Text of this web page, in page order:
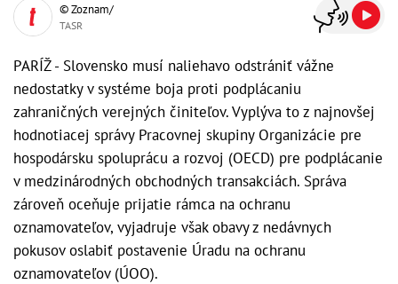
© Zoznam/
TASR
PARÍŽ - Slovensko musí naliehavo odstrániť vážne
nedostatky v systéme boja proti podplácaniu
zahraničných verejných činiteľov. Vyplýva to z najnovšej
hodnotiacej správy Pracovnej skupiny Organizácie pre
hospodársku spoluprácu a rozvoj (OECD) pre podplácanie
v medzinárodných obchodných transakciách. Správa
zároveň oceňuje prijatie rámca na ochranu
oznamovateľov, vyjadruje však obavy z nedávnych
pokusov oslabiť postavenie Úradu na ochranu
oznamovateľov (ÚOO).